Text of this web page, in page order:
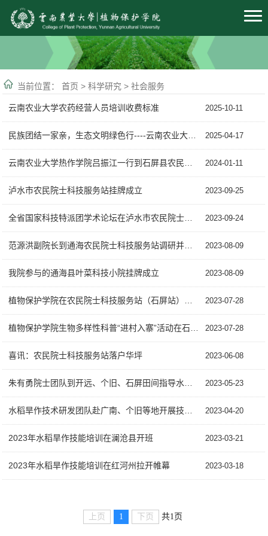
当前位置： 首页 > 科学研究 > 社会服务
云南农业大学农药经营人员培训收费标准 2025-10-11
2025-04-17
2024-01-11
泸水市农民院士科技服务站挂牌成立 2023-09-25
2023-09-24
2023-08-09
我院参与的通海县叶菜科技小院挂牌成立 2023-08-09
2023-07-28
2023-07-28
喜讯：农民院士科技服务站落户华坪 2023-06-08
2023-05-23
2023-04-20
2023年水稻旱作技能培训在澜沧县开班 2023-03-21
2023年水稻旱作技能培训在红河州拉开帷幕 2023-03-18
上页 1 下页 共1页